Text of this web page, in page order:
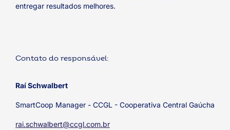
entregar resultados melhores.
Contato do responsável:
Raí Schwalbert
SmartCoop Manager - CCGL - Cooperativa Central Gaúcha
rai.schwalbert@ccgl.com.br